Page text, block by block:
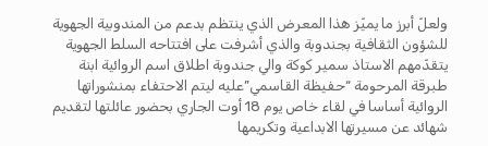
ولعلّ أبرز ما يميّز هذا المعرض الذي ينتظم بدعم من المندوبية الجهوية
للشؤون الثقافية بجندوبة والذي أشرفت على افتتاحه السلط الجهوية
يتقدّمهم الاستاذ سمير كوكة والي جندوبة اطلاق اسم الروائية ابنة
طبرقة المرحومة “حفيظة القاسمي”عليه ليتم الاحتفاء بمنشوراتها
الروائية أساسا في لقاء خاص يوم 18 أوت الجاري بحضور عائلتها لتقديم
شهائد عن مسيرتها الابداعية وتكريمها